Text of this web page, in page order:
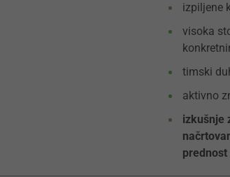
izpiljene
visoka
timski
aktivno
izkušnje
prednost